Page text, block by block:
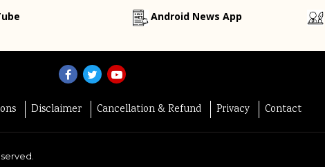
Android News App
Disclaimer Cancellation & Refund Privacy Contact